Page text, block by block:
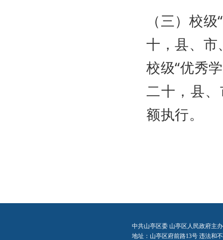
（三）校
十，县、市
校级“优秀
二十，县
额执行。
中共山亭区委 山亭区人民政府主
地址：山亭区府前路13号 违法和